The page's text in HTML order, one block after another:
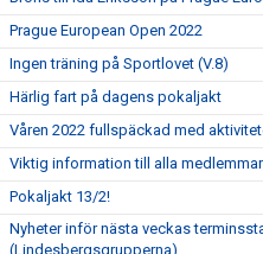
Prague European Open 2022
Ingen träning på Sportlovet (V.8)
Härlig fart på dagens pokaljakt
Våren 2022 fullspäckad med
Viktig information till alla medlemmar
Pokaljakt 13/2!
Nyheter inför nästa veckas
(Lindesbergsgrupperna)